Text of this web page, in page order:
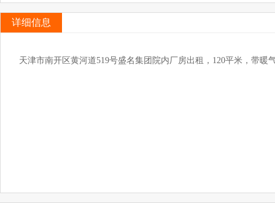
详细信息
天津市南开区黄河道519号盛名集团院内厂房出租，120平米，带